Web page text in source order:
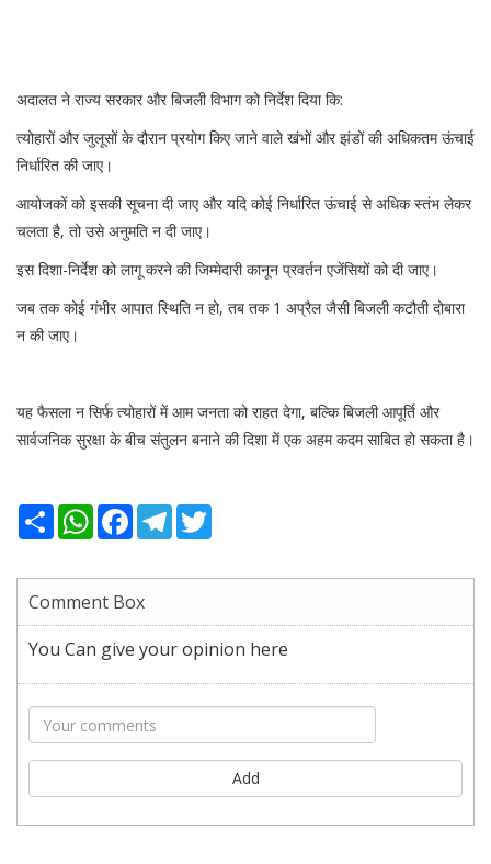
अदालत ने राज्य सरकार और बिजली विभाग को निर्देश दिया कि:
त्योहारों और जुलूसों के दौरान प्रयोग किए जाने वाले खंभों और झंडों की अधिकतम ऊंचाई
निर्धारित की जाए।
आयोजकों को इसकी सूचना दी जाए और यदि कोई निर्धारित ऊंचाई से अधिक स्तंभ लेकर
चलता है, तो उसे अनुमति न दी जाए।
इस दिशा-निर्देश को लागू करने की जिम्मेदारी कानून प्रवर्तन एजेंसियों को दी जाए।
जब तक कोई गंभीर आपात स्थिति न हो, तब तक 1 अप्रैल जैसी बिजली कटौती दोबारा
न की जाए।
यह फैसला न सिर्फ त्योहारों में आम जनता को राहत देगा, बल्कि बिजली आपूर्ति और
सार्वजनिक सुरक्षा के बीच संतुलन बनाने की दिशा में एक अहम कदम साबित हो सकता है।
ShareWhatsApp
Facebook
Telegram
Comment Box
You Can give your opinion here
Add